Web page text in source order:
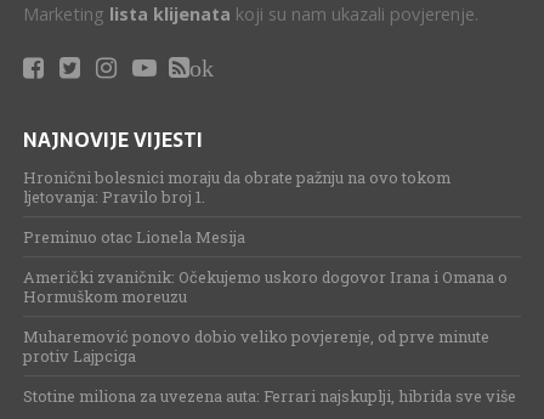
Marketing lista klijenata koji su nam ukazali povjerenje.
ok
NAJNOVIJE VIJESTI
Hronični bolesnici moraju da obrate pažnju na ovo tokom
ljetovanja: Pravilo broj 1.
Preminuo otac Lionela Mesija
Američki zvaničnik: Očekujemo uskoro dogovor Irana i Omana o
Hormuškom moreuzu
Muharemović ponovo dobio veliko povjerenje, od prve minute
protiv Lajpciga
Stotine miliona za uvezena auta: Ferrari najskuplji, hibrida sve više